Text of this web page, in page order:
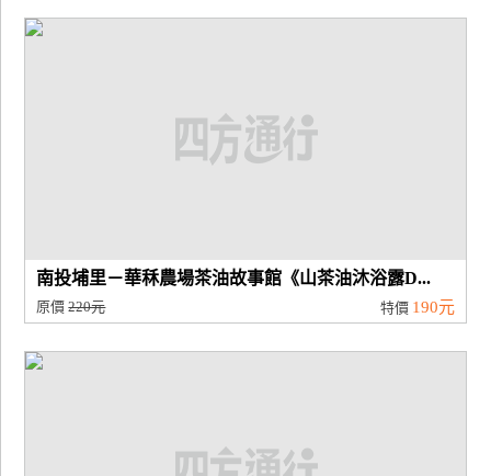
宣
傳
南投埔里－華秝農場茶油故事館《山茶油沐浴露D...
原價220元 特價 190元